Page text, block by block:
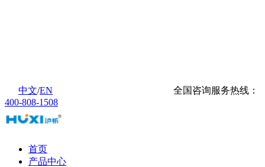
中文/EN
全国咨询服务热线：
400-808-1508
首页
产品中心